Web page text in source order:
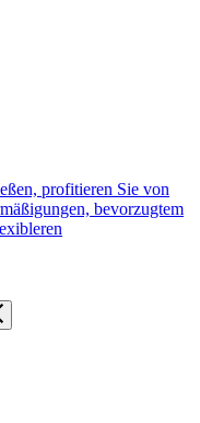
profitieren Sie von
bevorzugtem